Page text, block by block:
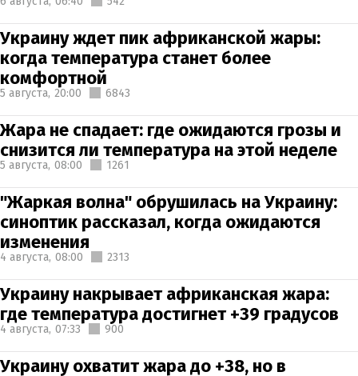
Украину ждет пик африканской жары:
когда температура станет более
комфортной
5 августа, 20:00 6843
Жара не спадает: где ожидаются грозы и
снизится ли температура на этой неделе
5 августа, 08:00 1261
"Жаркая волна" обрушилась на Украину:
синоптик рассказал, когда ожидаются
изменения
4 августа, 08:00 2313
Украину накрывает африканская жара:
где температура достигнет +39 градусов
4 августа, 07:33 900
Украину охватит жара до +38, но в